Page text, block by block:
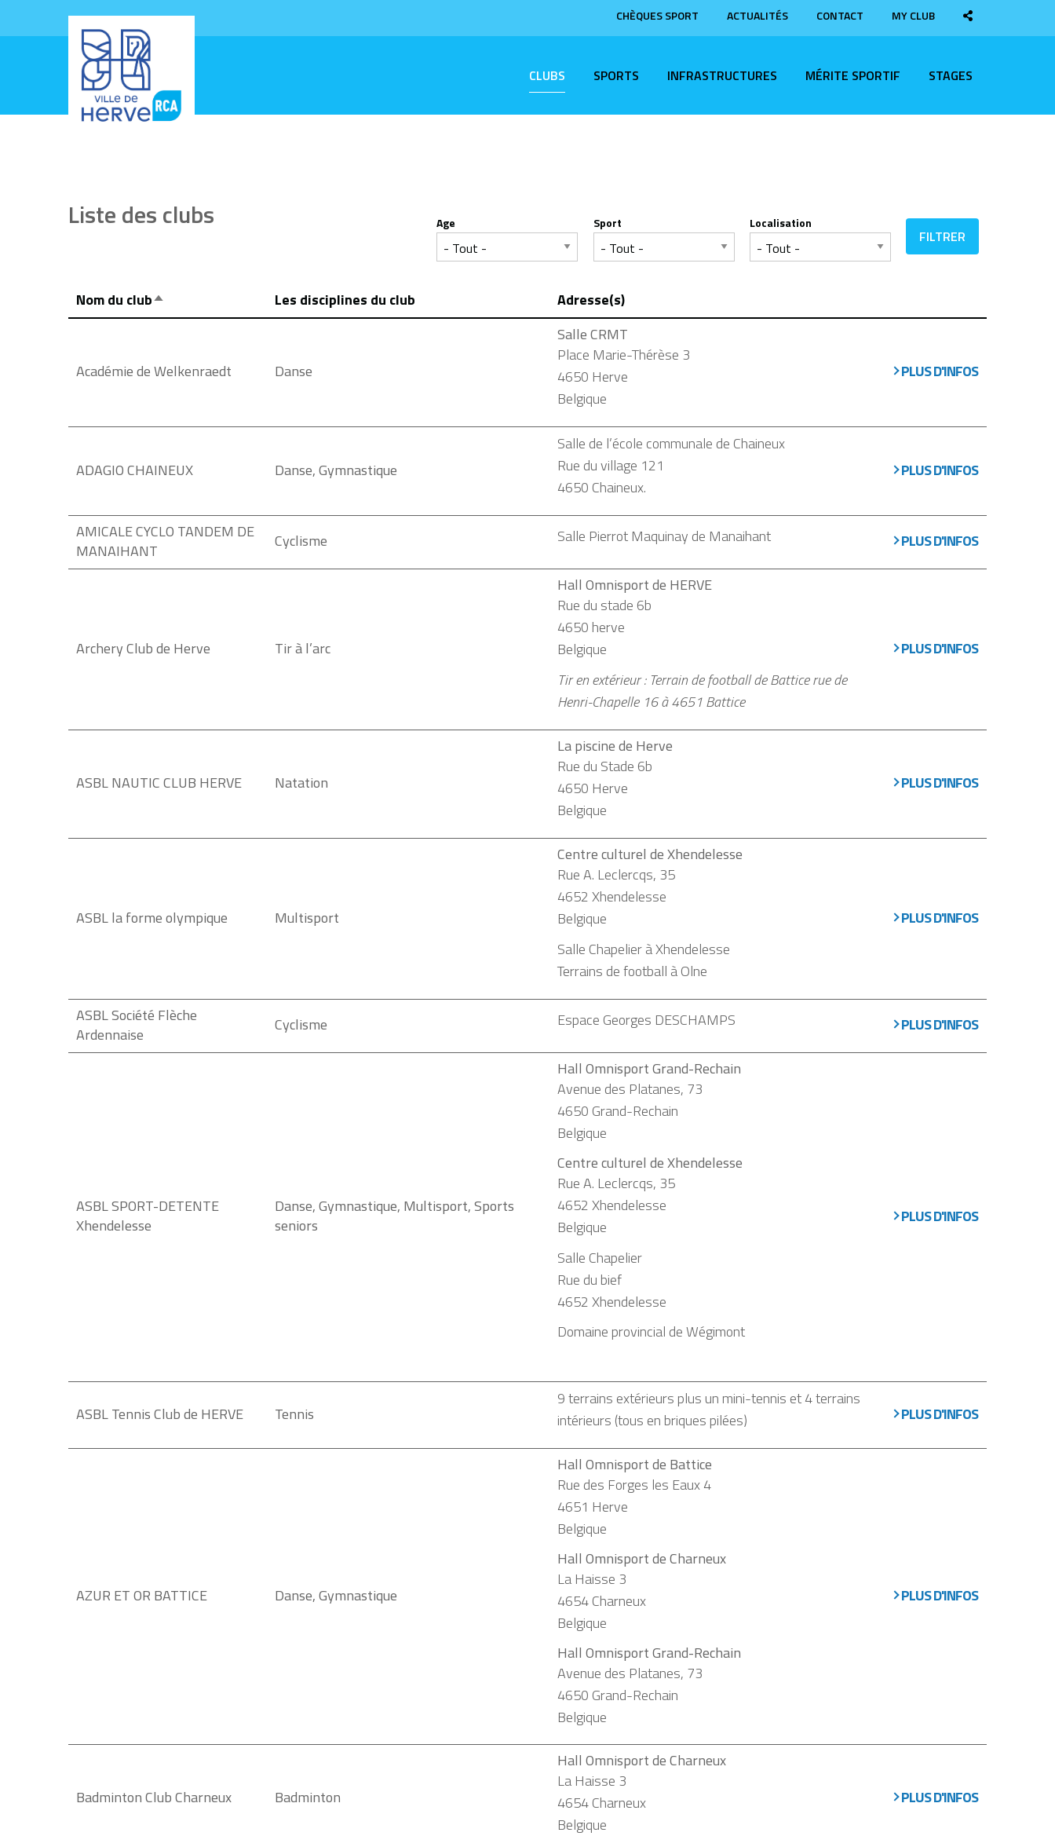
CHÈQUES SPORT ACTUALITÉS CONTACT MY CLUB
CLUBS SPORTS INFRASTRUCTURES MÉRITE SPORTIF STAGES
Liste des clubs Age Sport Localisation
Nom du club Les disciplines du club Adresse(s)
Académie de Welkenraedt Danse
Salle CRMT
Place Marie-Thérèse 3
4650 Herve
Belgique
PLUS D'INFOS
ADAGIO CHAINEUX Danse, Gymnastique
Salle de l’école communale de Chaineux
Rue du village 121
4650 Chaineux.
PLUS D'INFOS
AMICALE CYCLO TANDEM DE
MANAIHANT
Cyclisme Salle Pierrot Maquinay de Manaihant PLUS D'INFOS
Archery Club de Herve Tir à l’arc
Hall Omnisport de HERVE
Rue du stade 6b
4650 herve
Belgique
Tir en extérieur : Terrain de football de Battice rue de
Henri-Chapelle 16 à 4651 Battice
PLUS D'INFOS
ASBL NAUTIC CLUB HERVE Natation
La piscine de Herve
Rue du Stade 6b
4650 Herve
Belgique
PLUS D'INFOS
ASBL la forme olympique Multisport
Centre culturel de Xhendelesse
Rue A. Leclercqs, 35
4652Xhendelesse
Belgique
Salle Chapelier à Xhendelesse
Terrains de football à Olne
PLUS D'INFOS
ASBL Société Flèche
Ardennaise
Cyclisme Espace Georges DESCHAMPS PLUS D'INFOS
ASBL SPORT-DETENTE
Xhendelesse
Danse, Gymnastique, Multisport, Sports
seniors
Hall Omnisport Grand-Rechain
Avenue des Platanes, 73
4650 Grand-Rechain
Belgique
Centre culturel de Xhendelesse
Rue A. Leclercqs, 35
4652Xhendelesse
Belgique
Salle Chapelier
Rue du bief
4652 Xhendelesse
Domaine provincial de Wégimont
PLUS D'INFOS
ASBL Tennis Club de HERVE Tennis
9 terrains extérieurs plus un mini-tennis et 4 terrains
intérieurs (tous en briques pilées)
PLUS D'INFOS
AZUR ET OR BATTICE Danse, Gymnastique
Hall Omnisport de Battice
Rue des Forges les Eaux 4
4651 Herve
Belgique
Hall Omnisport de Charneux
La Haisse 3
4654Charneux
Belgique
Hall Omnisport Grand-Rechain
Avenue des Platanes, 73
4650 Grand-Rechain
Belgique
PLUS D'INFOS
Badminton Club Charneux Badminton
Hall Omnisport de Charneux
La Haisse 3
4654Charneux
Belgique
PLUS D'INFOS